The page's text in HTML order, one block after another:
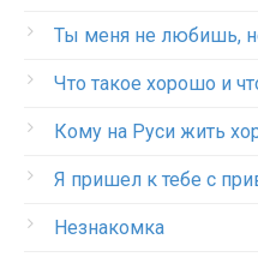
Ты меня не любишь,
Что такое хорошо и
Кому на Руси жить
Я пришел к тебе с
Незнакомка